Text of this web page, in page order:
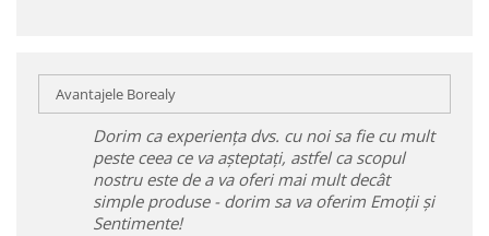
Avantajele Borealy
Dorim ca experiența dvs. cu noi sa fie cu mult
peste ceea ce va așteptați, astfel ca scopul
nostru este de a va oferi mai mult decât
simple produse - dorim sa va oferim Emoții și
Sentimente!